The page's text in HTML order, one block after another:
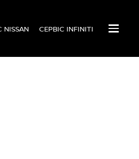
NISSAN СЕРВІС INFINITI